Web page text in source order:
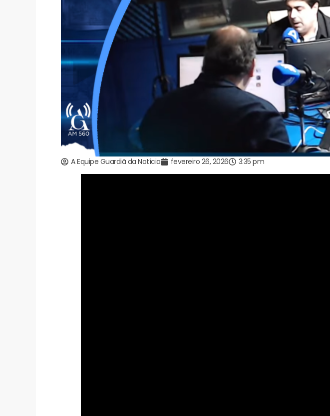
A Equipe Guardiã da Notícia fevereiro 26, 2026 3:35 pm